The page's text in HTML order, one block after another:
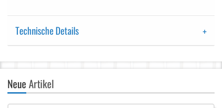
Technische Details
NeueArtikel